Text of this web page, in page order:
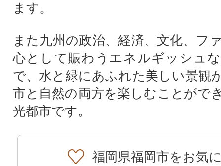
ます。
また九州の政治、経済、文化、フ
心として賑わうエネルギッシュ
で、水と緑にあふれた美しい景観
市と自然の両方を楽しむことがで
光都市です。
福岡県福岡市をお気